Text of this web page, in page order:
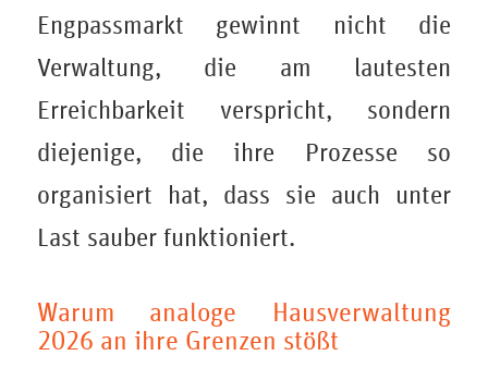
Engpassmarkt gewinnt nicht die
Verwaltung, die am lautesten
Erreichbarkeit verspricht, sondern
diejenige, die ihre Prozesse so
organisiert hat, dass sie auch unter
Last sauber funktioniert.
Warum analoge Hausverwaltung
2026 an ihre Grenzen stößt